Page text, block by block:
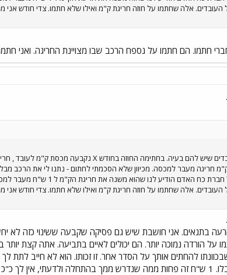
אלה שחתמו על חוזה חריגת ק"מ ואילו שלא חתמו. צדי חודש אני
, אך רצו ממני 3.5 ש"ח לק"מ חריגה מעבר למכסה. מכיוון שלא הסכמתי לחתום - נתנו
אלה שחתמו על חוזה חריגת ק"מ ואילו שלא חתמו. צדי חודש אני
בתנאים. אני חושבת שיש גם פסיקה שקבעה ששינוי כזה לא
על הורדה נמוכה יותר. הם יכולים לאיים בתביעה. אתה קצת
להחתים אותך על הסדר אחר. זו זכותו. הוא לא חייב לתת
בעניין.